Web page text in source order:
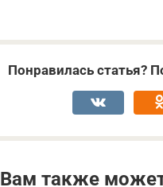
Понравилась статья?
Вам также